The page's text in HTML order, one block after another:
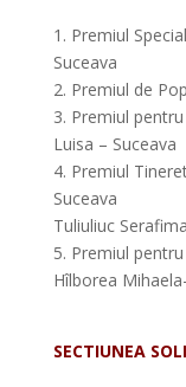
1. Premiul
Suceava
2. Premiul de
3. Premiul
Luisa – Suceava
4. Premiul
Suceava
Tuliuliuc
5. Premiul
Hîlborea
SECTIUNEA